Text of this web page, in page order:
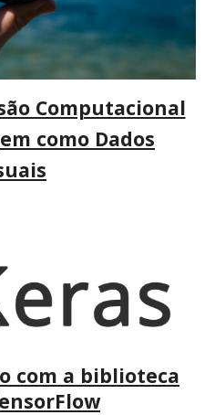
Computacional
como Dados
com a biblioteca